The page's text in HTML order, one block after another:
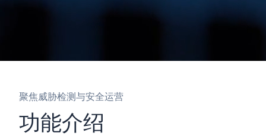
聚焦威胁检测与安全运营
功能介绍